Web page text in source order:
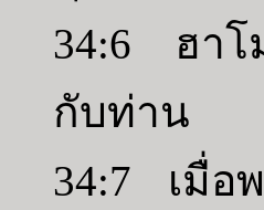
34:6 ฮาโ
กับท่าน
34:7 เมื่อ